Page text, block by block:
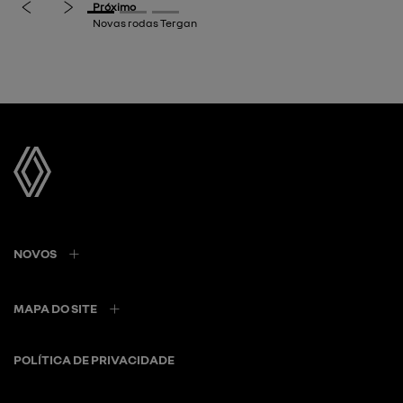
NOVOS
MAPA DO SITE
POLÍTICA DE PRIVACIDADE